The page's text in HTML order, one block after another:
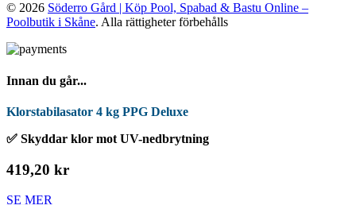
© 2026 Söderro Gård | Köp Pool, Spabad & Bastu Online –
Poolbutik i Skåne. Alla rättigheter förbehålls
Innan du går...
Klorstabilasator 4 kg PPG Deluxe
✅ Skyddar klor mot UV-nedbrytning
419,20 kr
SE MER